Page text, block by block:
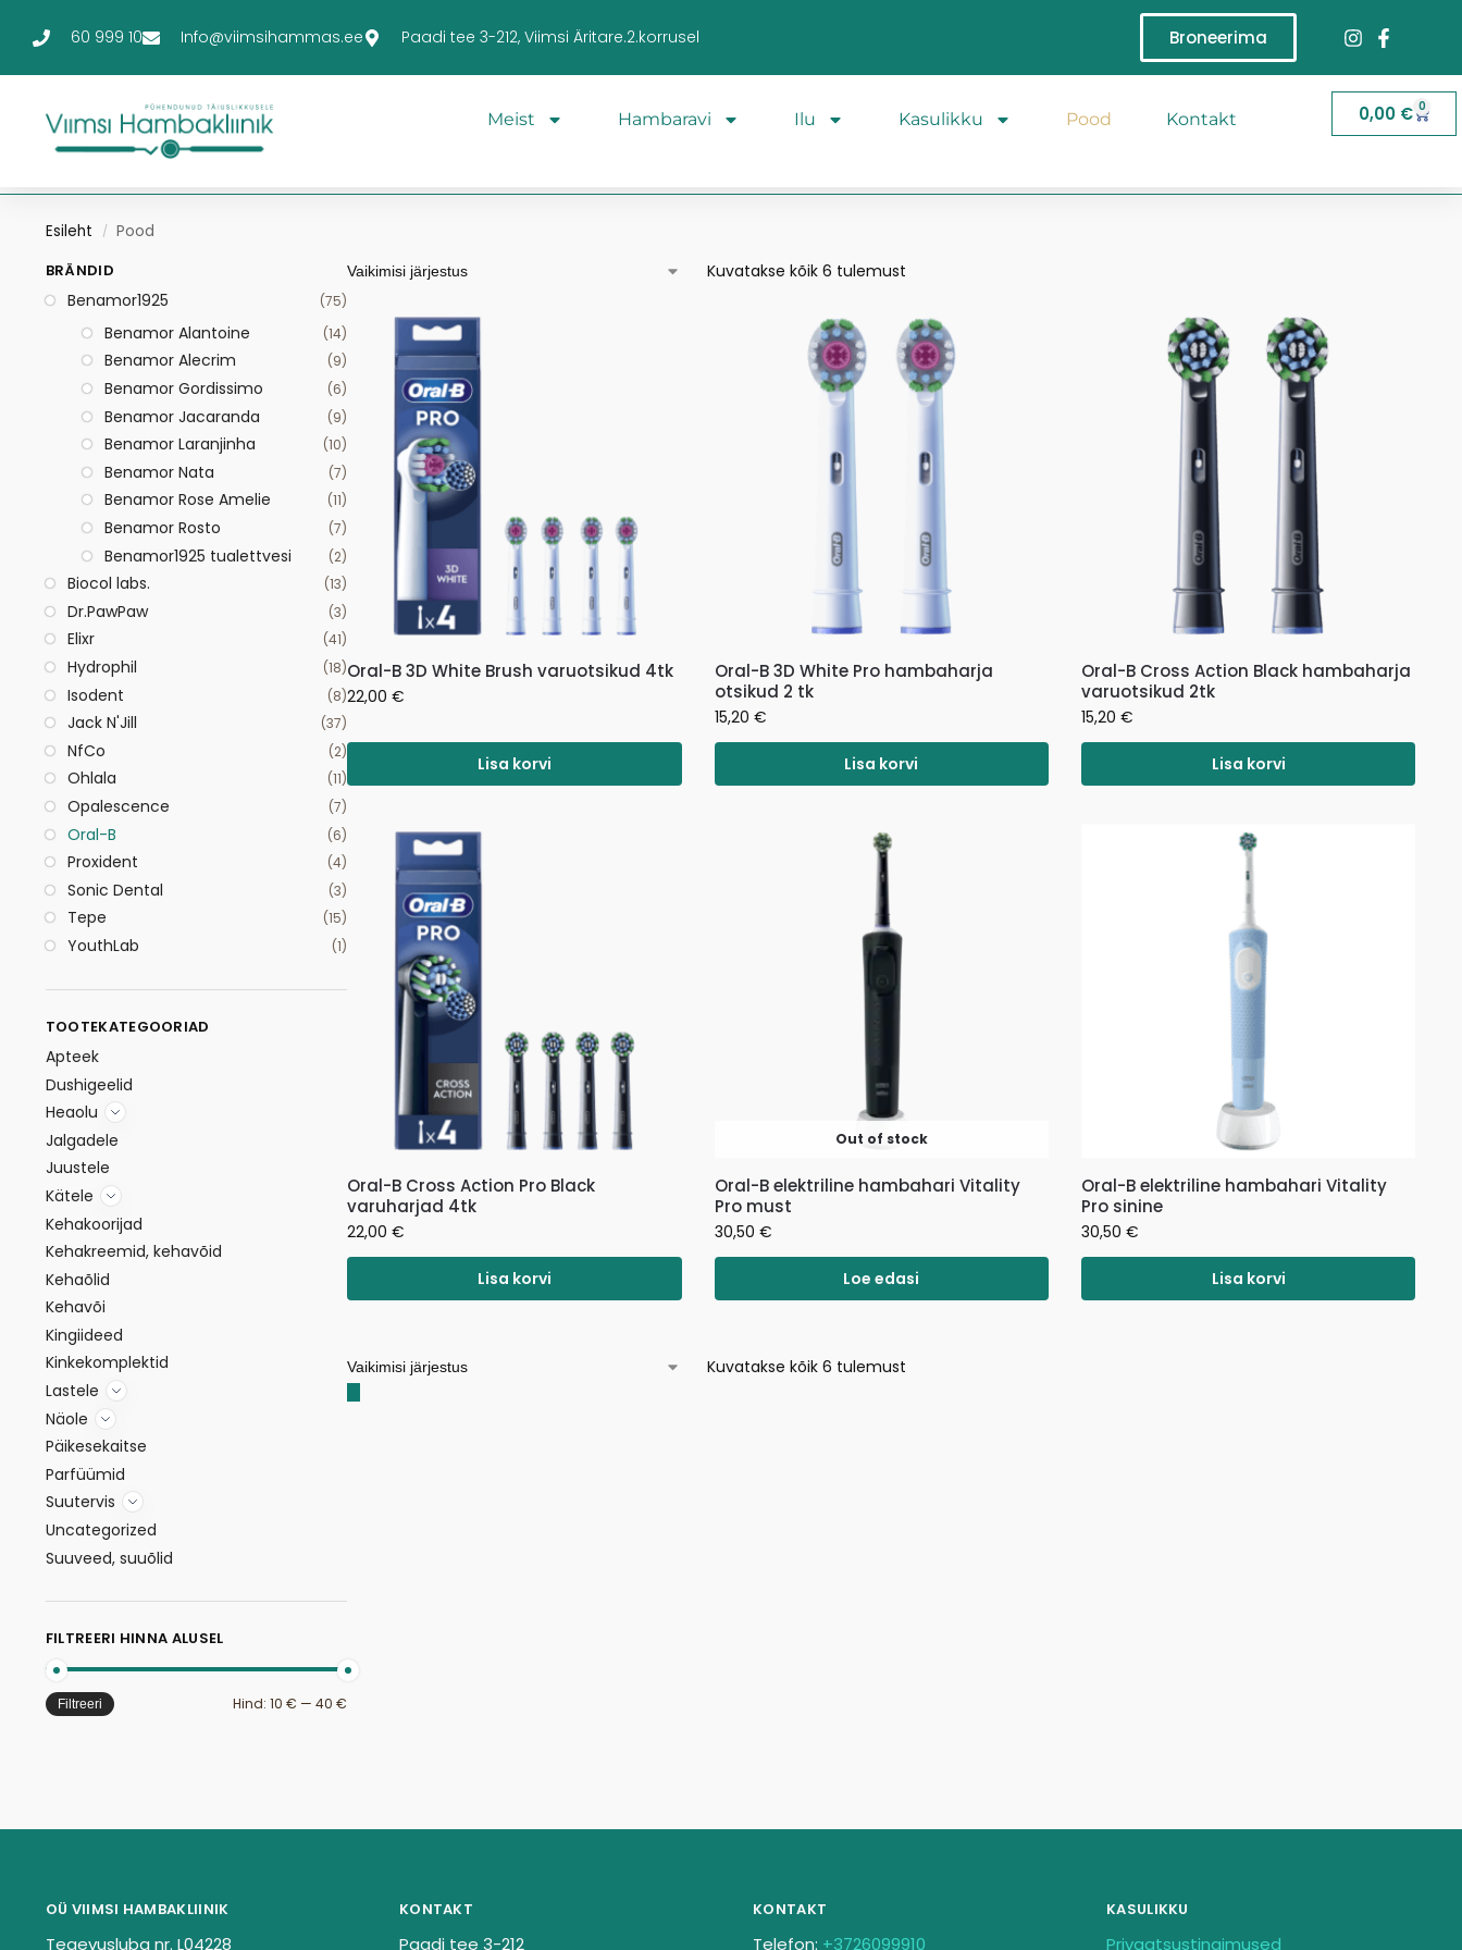
60 999 10 Info@viimsihammas.ee Paadi tee 3-212, Viimsi Äritare.2.korrusel Broneerima
Meist Hambaravi Ilu Kasulikku Pood Kontakt 0,00 € 0
Esileht / Pood
Kuvatakse kõik 6 tulemust
Oral-B 3D White Brush varuotsikud 4tk
22,00€
Lisa korvi
Oral-B 3D White Pro hambaharja
otsikud 2 tk
15,20 €
Lisa korvi
Oral-B Cross Action Black hambaharja
varuotsikud 2tk
15,20 €
Lisa korvi
Oral-B Cross Action Pro Black
varuharjad 4tk
22,00€
Lisa korvi
Out of stock
Oral-B elektriline hambahari Vitality
Pro must
30,50 €
Loe edasi
Oral-B elektriline hambahari Vitality
Pro sinine
30,50 €
Lisa korvi
Kuvatakse kõik 6 tulemust
BRÄNDID
Benamor1925 (75)
Benamor Alantoine (14)
Benamor Alecrim (9)
Benamor Gordissimo (6)
Benamor Jacaranda (9)
Benamor Laranjinha (10)
Benamor Nata (7)
Benamor Rose Amelie (11)
Benamor Rosto (7)
Benamor1925 tualettvesi (2)
Biocol labs. (13)
Dr.PawPaw (3)
Elixr (41)
Hydrophil (18)
Isodent (8)
Jack N'Jill (37)
NfCo (2)
Ohlala (11)
Opalescence (7)
Oral-B (6)
Proxident (4)
Sonic Dental (3)
Tepe (15)
YouthLab (1)
TOOTEKATEGOORIAD
Apteek
Dushigeelid
Heaolu
Jalgadele
Juustele
Kätele
Kehakoorijad
Kehakreemid, kehavõid
Kehaõlid
Kehavõi
Kingiideed
Kinkekomplektid
Lastele
Näole
Päikesekaitse
Parfüümid
Suutervis
Uncategorized
Suuveed, suuõlid
FILTREERI HINNA ALUSEL
Filtreeri Hind:10 € —40 €
OÜ VIIMSI HAMBAKLIINIK
Tegevusluba nr. L04228
KONTAKT
Paadi tee 3-212
KONTAKT
Telefon: +3726099910
KASULIKKU
Privaatsustingimused